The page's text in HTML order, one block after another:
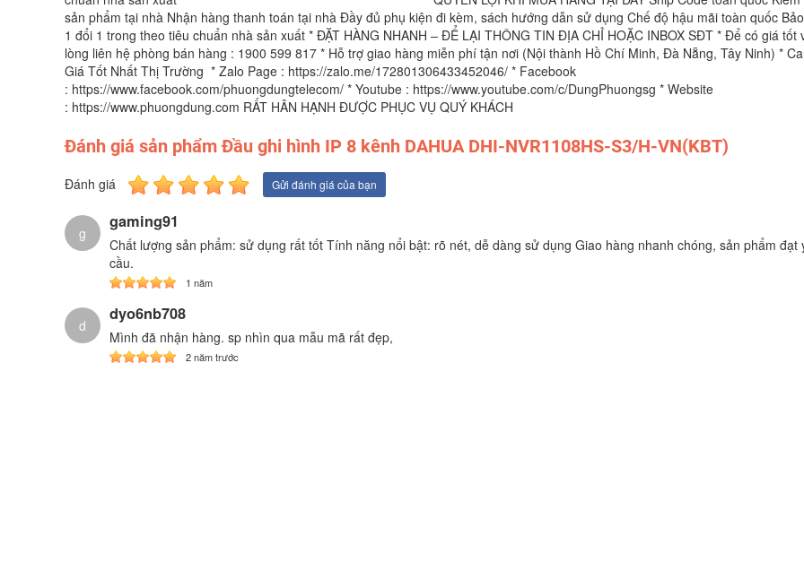
sản phẩm tại nhà Nhận hàng thanh toán tại nhà Đầy đủ phụ kiện đi kèm, sách hướng dẫn sử dụng Chế độ hậu mãi toàn quốc
1 đổi 1 trong theo tiêu chuẩn nhà sản xuất * ĐẶT HÀNG NHANH – ĐỂ LẠI THÔNG TIN ĐỊA CHỈ HOẶC INBOX SĐT * Để có giá tốt
lòng liên hệ phòng bán hàng : 1900 599 817 * Hỗ trợ giao hàng miễn phí tận nơi (Nội thành Hồ Chí Minh, Đà Nẵng, Tây Ninh) *
Giá Tốt Nhất Thị Trường * Zalo Page : https://zalo.me/172801306433452046/ * Facebook
: https://www.facebook.com/phuongdungtelecom/ * Youtube : https://www.youtube.com/c/DungPhuongsg * Website
: https://www.phuongdung.com RẤT HÂN HẠNH ĐƯỢC PHỤC VỤ QUÝ KHÁCH
Đánh giá sản phẩm Đầu ghi hình IP 8 kênh DAHUA DHI-NVR1108HS-S3/H-VN(KBT)
Đánh giá Gửi đánh giá của bạn
g
gaming91
Chất lượng sản phẩm: sử dụng rất tốt Tính năng nổi bật: rõ nét, dễ dàng sử dụng Giao hàng nhanh chóng, sản phẩm đạt
cầu.
1 năm
d
dyo6nb708
Mình đã nhận hàng. sp nhìn qua mẫu mã rất đẹp,
2 năm trước